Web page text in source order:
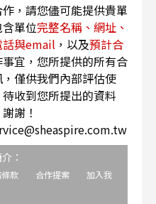
，請您儘可能提供貴單
單位完整名稱、網址、
話與email ，以及預計合
宜，您所提供的所有合
僅供我們內部評估使
收到您所提出的資料
謝！
：
款 合作提案
加入我